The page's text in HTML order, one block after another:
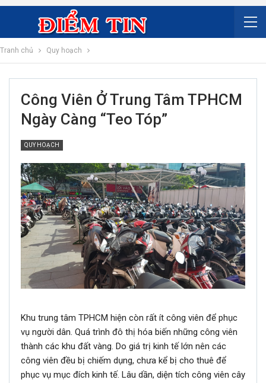
Tranh chủ Quy hoạch
Công Viên Ở Trung Tâm TPHCM
Ngày Càng “teo Tóp”
QUY HOẠCH
Khu trung tâm TPHCM hiện còn rất ít công viên để phục
vụ người dân. Quá trình đô thị hóa biến những công viên
thành các khu đất vàng. Do giá trị kinh tế lớn nên các
công viên đều bị chiếm dụng, chưa kể bị cho thuê để
phục vụ mục đích kinh tế. Lâu dần, diện tích công viên cây